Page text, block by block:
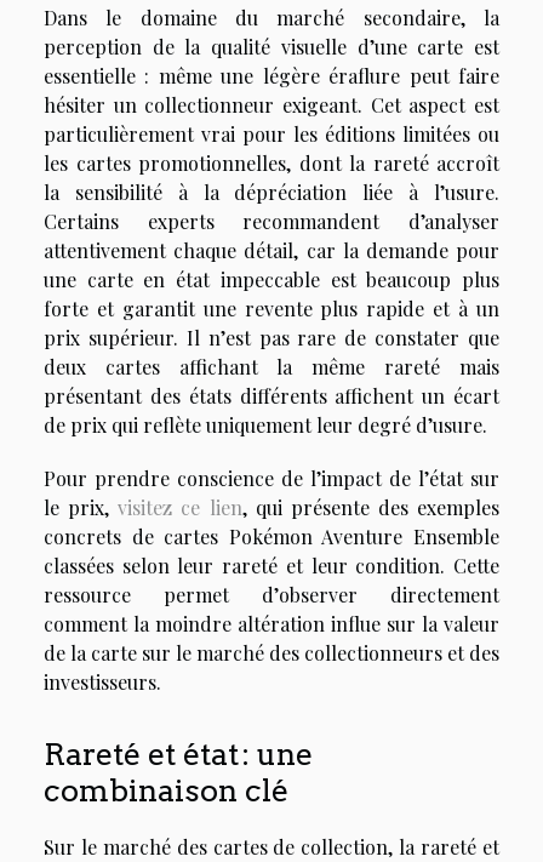
Dans le domaine du marché secondaire, la
perception de la qualité visuelle d’une carte est
essentielle : même une légère éraflure peut faire
hésiter un collectionneur exigeant. Cet aspect est
particulièrement vrai pour les éditions limitées ou
les cartes promotionnelles, dont la rareté accroît
la sensibilité à la dépréciation liée à l’usure.
Certains experts recommandent d’analyser
attentivement chaque détail, car la demande pour
une carte en état impeccable est beaucoup plus
forte et garantit une revente plus rapide et à un
prix supérieur. Il n’est pas rare de constater que
deux cartes affichant la même rareté mais
présentant des états différents affichent un écart
de prix qui reflète uniquement leur degré d’usure.
Pour prendre conscience de l’impact de l’état sur
le prix,visitez ce lien, qui présente des exemples
concrets de cartes Pokémon Aventure Ensemble
classées selon leur rareté et leur condition. Cette
ressource permet d’observer directement
comment la moindre altération influe sur la valeur
de la carte sur le marché des collectionneurs et des
investisseurs.
Rareté et état : une
combinaison clé
Sur le marché des cartes de collection, la rareté et